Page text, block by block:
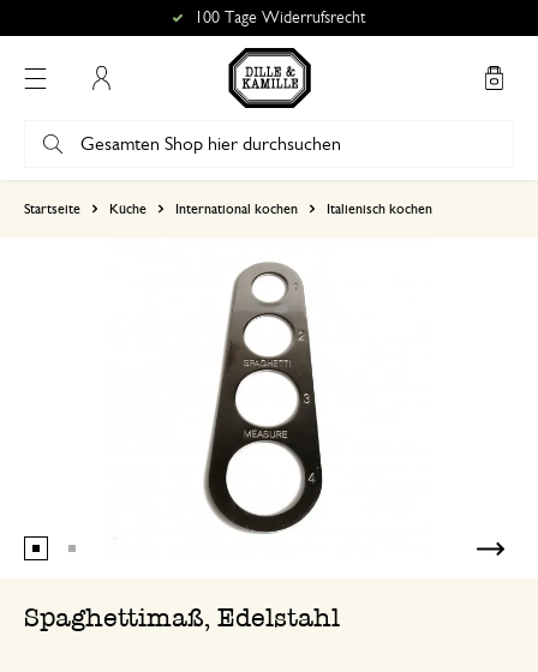
100 Tage Widerrufsrecht
Startseite Küche International kochen Italienisch kochen
Spaghettimaß, Edelstahl